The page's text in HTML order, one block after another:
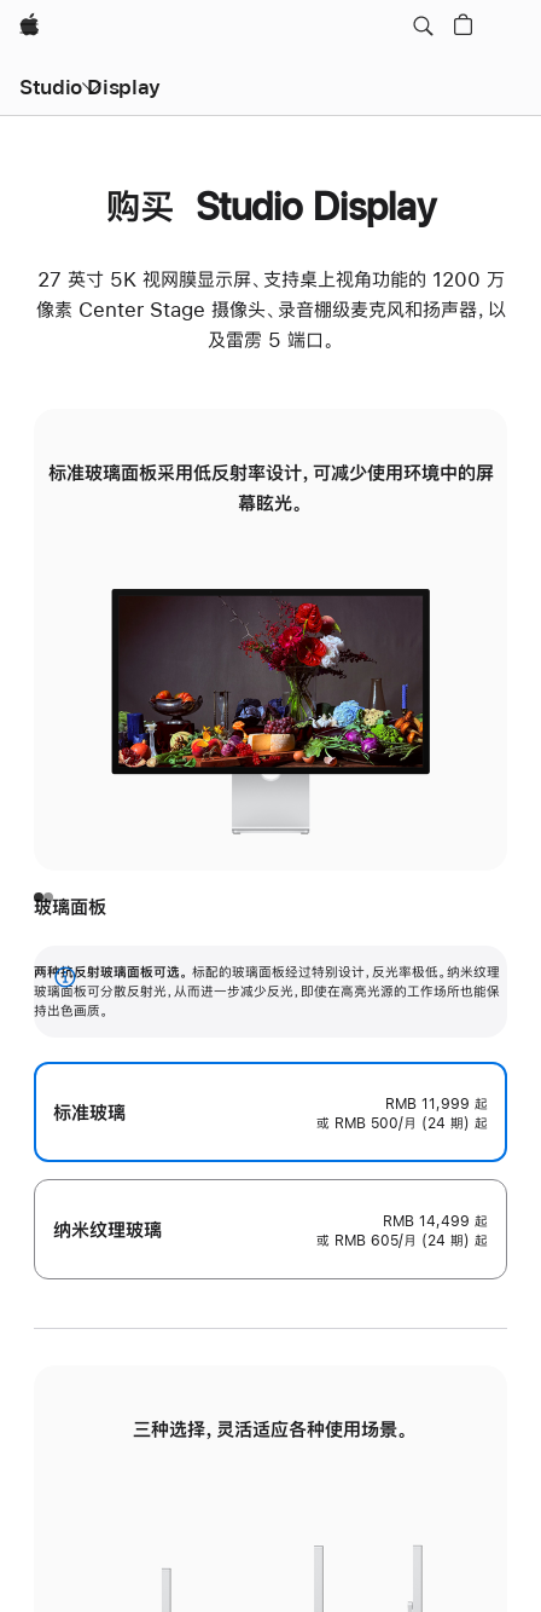
Apple
Studio Display
购买 Studio Display
27 英寸 5K 视网膜显示屏、支持桌上视角功能的 1200 万
像素 Center Stage 摄像头、录音棚级麦克风和扬声器，以
及雷雳 5 端口。
标准玻璃面板采用低反射率设计，可减少使用环境中的屏
幕眩光。
玻璃面板
两种抗反射玻璃面板可选。 标配的玻璃面板经过特别设计，反光率极低。纳米纹理
玻璃面板可分散反射光，从而进一步减少反光，即使在高亮光源的工作场所也能保
持出色画质。
展
开
标准玻璃 RMB 11,999 起
或 RMB 500/月 (24 期) 起
纳米纹理玻璃 RMB 14,499 起
或 RMB 605/月 (24 期) 起
三种选择，灵活适应各种使用场景。